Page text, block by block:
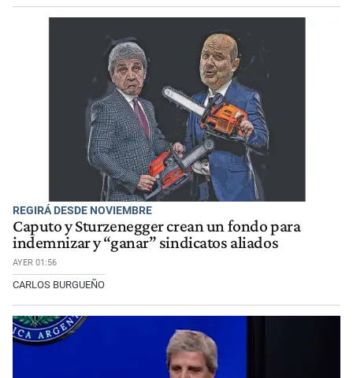
REGIRÁ DESDE NOVIEMBRE
Caputo y Sturzenegger crean un fondo para
indemnizar y “ganar” sindicatos aliados
AYER 01:56
CARLOS BURGUEÑO